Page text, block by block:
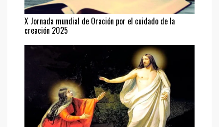
X Jornada mundial de Oración por el cuidado de la
creación 2025